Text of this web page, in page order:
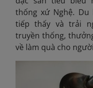
thống xứ Nghệ.
tiếp thấy và trải
truyền thống,
về làm quà cho